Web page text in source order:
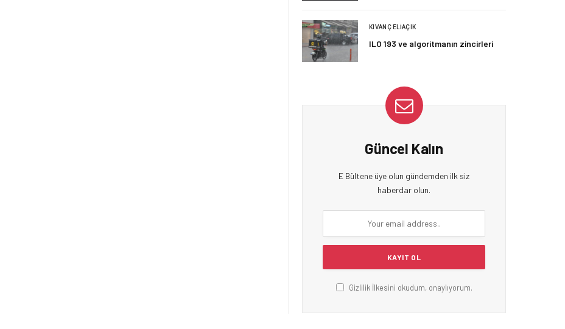
KIVANÇ ELIAÇIK
ILO 193 ve algoritmanın zincirleri
Güncel Kalın
E Bültene üye olun gündemden ilk siz
haberdar olun.
Gizlilik İlkesini okudum, onaylıyorum.